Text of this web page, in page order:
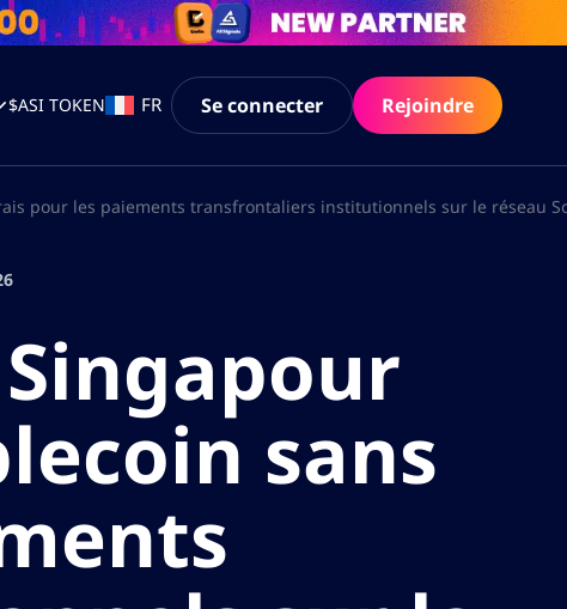
$ASI TOKEN FR Se connecter Rejoindre
pour les paiements transfrontaliers institutionnels sur le réseau
sans